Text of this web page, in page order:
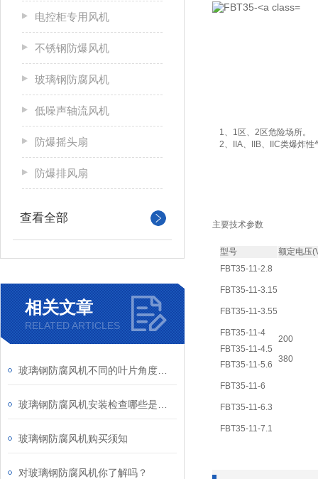
电控柜专用风机
不锈钢防爆风机
玻璃钢防腐风机
低噪声轴流风机
防爆摇头扇
防爆排风扇
查看全部
相关文章
RELATED ARTICLES
玻璃钢防腐风机购买须知
对玻璃钢防腐风机你了解吗？
1、1区、2区危险场所。
2、IIA、IIB、IIC类爆炸性
主要技术参数
型号
额定电压
FBT35-11-2.8
200
380
FBT35-11-3.15
FBT35-11-3.55
FBT35-11-4
FBT35-11-4.5
FBT35-11-5.6
FBT35-11-6
FBT35-11-6.3
FBT35-11-7.1